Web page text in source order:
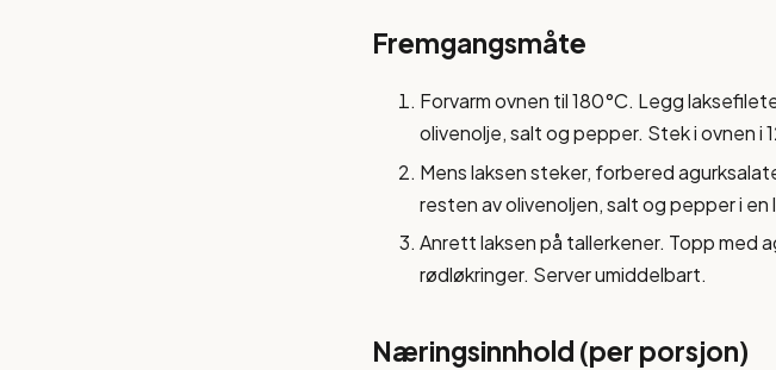
Fremgangsmåte
Forvarm ovnen til 180°C. Legg
olivenolje, salt og pepper. Stek i ovnen i
Mens laksen steker, forbered
resten av olivenoljen, salt og pepper i
Anrett laksen på tallerkener. Topp med
rødløkringer. Server umiddelbart.
Næringsinnhold (per porsjon)